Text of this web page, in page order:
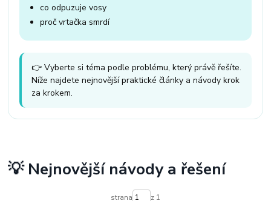
co odpuzuje vosy
proč vrtačka smrdí
👉 Vyberte si téma podle problému, který právě řešíte.
Níže najdete nejnovější praktické články a návody krok
za krokem.
💡 Nejnovější návody a řešení
strana z 1